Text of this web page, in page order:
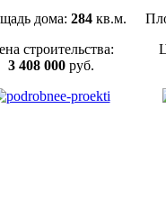
дома: 284 кв.м.
строительства:
3 408 000руб.